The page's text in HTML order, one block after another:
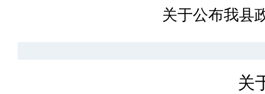
关于公布我县
关